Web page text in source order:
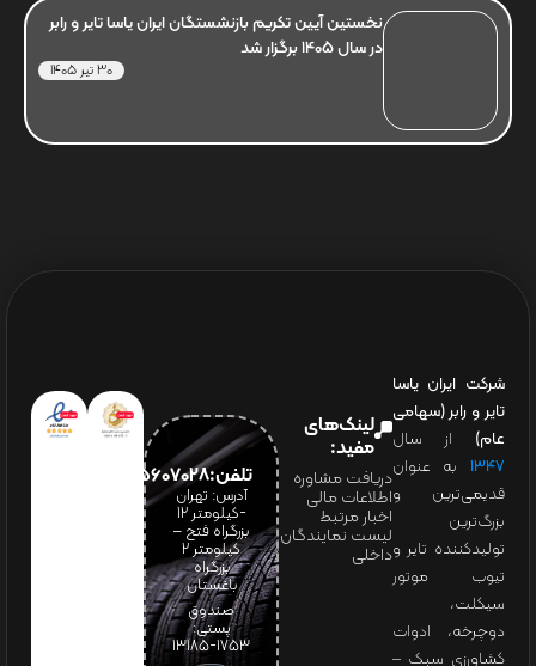
نخستین آیین تکریم بازنشستگان ایران یاسا تایر و رابر
در سال 1405 برگزار شد
30 تیر 1405
شرکت ایران یاسا
تایر و رابر (سهامی
عام) از سال
۱۳۴۷ به عنوان
قدیمی‌ترین و
بزرگ‌ترین
تولیدکننده تایر و
تیوب موتور
سیکلت،
دوچرخه، ادوات
کشاورزی سبک –
لینک‌های
مفید:
دریافت مشاوره
اطلاعات مالی
اخبار مرتبط
لیست نمایندگان
داخلی
تلفن:65607028(021)
آدرس: تهران
-کیلومتر 12
بزرگراه فتح –
کیلومتر ۲
بزرگراه
باغستان
صندوق
پستی:
1753-13185